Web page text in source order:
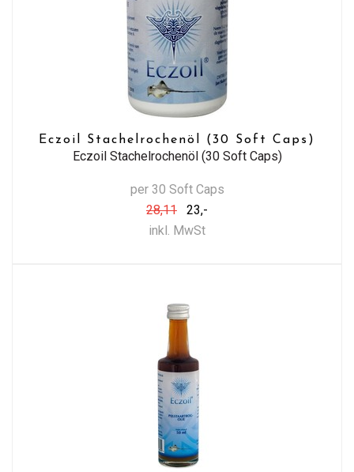
Eczoil Stachelrochenöl (30 Soft Caps)
Eczoil Stachelrochenöl (30 Soft Caps)
per 30 Soft Caps
28,11
23,-
inkl. MwSt